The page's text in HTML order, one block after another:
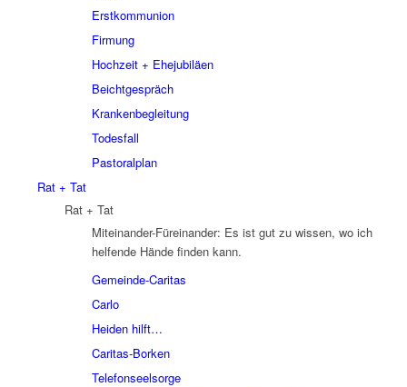
Erstkommunion
Firmung
Hochzeit + Ehejubiläen
Beichtgespräch
Krankenbegleitung
Todesfall
Pastoralplan
Rat + Tat
Rat + Tat
Miteinander-Füreinander: Es ist gut zu wissen, wo ich
helfende Hände finden kann.
Gemeinde-Caritas
Carlo
Heiden hilft…
Caritas-Borken
Telefonseelsorge